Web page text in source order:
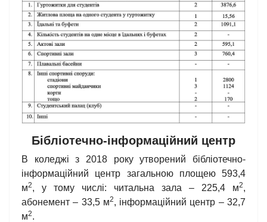
Бібліотечно-інформаційний центр
В коледжі з 2018 року утворений бібліотечно-
інформаційний центр загальною площею 593,4
м2, у тому числі: читальна зала – 225,4 м2,
абонемент – 33,5 м2, інформаційний центр – 32,7
м2.